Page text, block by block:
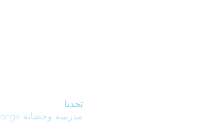
تجدنا:
مدرسة وحضانة Porters Grange الابتدائية ، لانكستر جاردنز ، Southend on Sea ، Essex ، SS1 2NS